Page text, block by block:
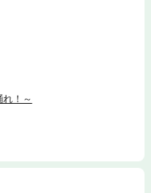
て破りのワンマン男の言い
トーリーを収録!! ※この作品
愛LoveMAX」「恋愛チェ
ツ内容が重複する場合がご
！～